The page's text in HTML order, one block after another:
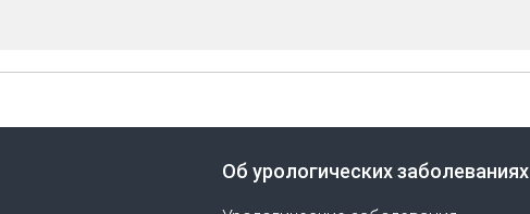
Об урологических заболеваниях